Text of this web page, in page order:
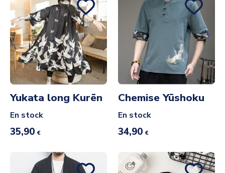
Yukata long Kurēn
En stock
35,90 €
Chemise Yūshoku
En stock
34,90 €